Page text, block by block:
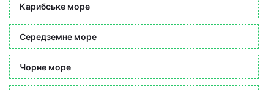
Карибське море
Середземне море
Чорне море